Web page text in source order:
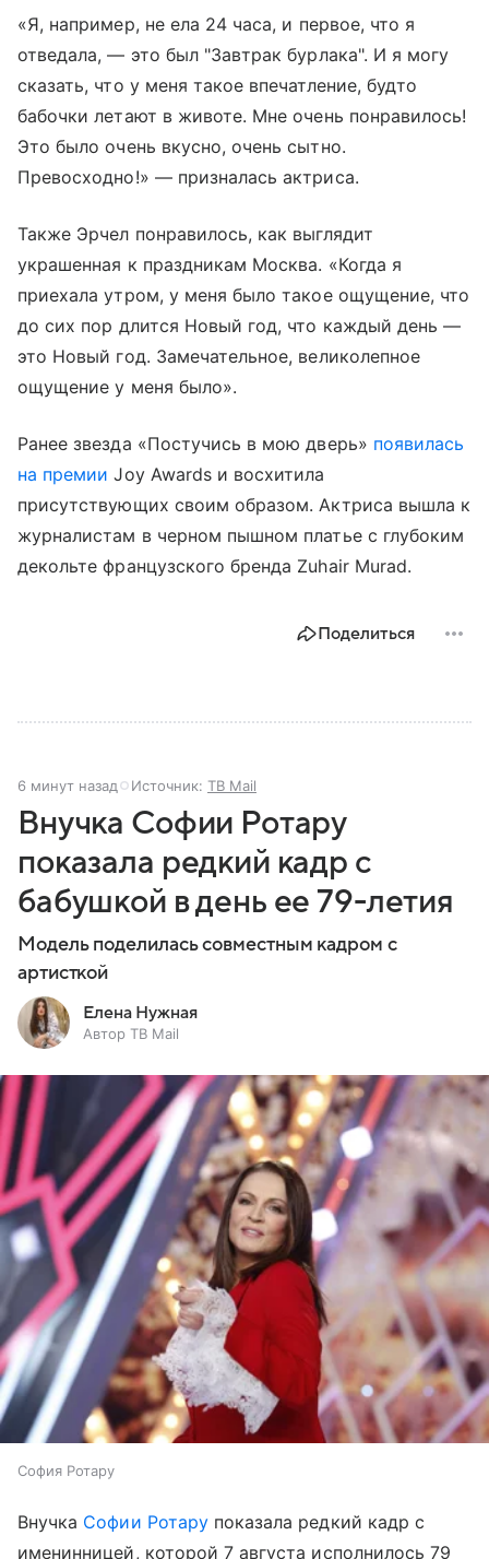
«Я, например, не ела 24 часа, и первое, что я
отведала, — это был "Завтрак бурлака". И я могу
сказать, что у меня такое впечатление, будто
бабочки летают в животе. Мне очень понравилось!
Это было очень вкусно, очень сытно.
Превосходно!» — призналась актриса.
Также Эрчел понравилось, как выглядит
украшенная к праздникам Москва. «Когда я
приехала утром, у меня было такое ощущение, что
до сих пор длится Новый год, что каждый день —
это Новый год. Замечательное, великолепное
ощущение у меня было».
Ранее звезда «Постучись в мою дверь» появилась
на премии Joy Awards и восхитила
присутствующих своим образом. Актриса вышла к
журналистам в черном пышном платье с глубоким
декольте французского бренда Zuhair Murad.
Поделиться
6 минут назад Источник: ТВ Mail
Внучка Софии Ротару
показала редкий кадр с
бабушкой в день ее 79-летия
Модель поделилась совместным кадром с
артисткой
Елена Нужная
Автор ТВ Mail
София Ротару
Внучка Софии Ротарупоказала редкий кадр с
именинницей, которой 7 августа исполнилось 79